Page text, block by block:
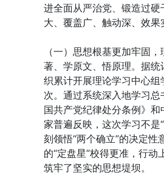
进全面从严治党、锻造过
大、覆盖广、触动深、效果
（一）思想根基更加牢固
著、学原文、悟原理。据
织累计开展理论学习中心
次。通过系统深入地学习
国共产党纪律处分条例》
家普遍反映，这次学习不是
刻领悟“两个确立”的决定性
的“定盘星”校得更准，行动
筑牢了坚实的思想堤坝。